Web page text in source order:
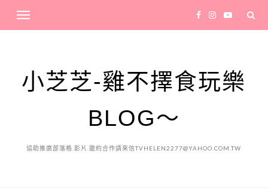
小芝芝-雞不擇食玩樂
BLOG～
協助推廣部落格.影片.邀約合作請來信TVHELEN2277@YAHOO.COM.TW